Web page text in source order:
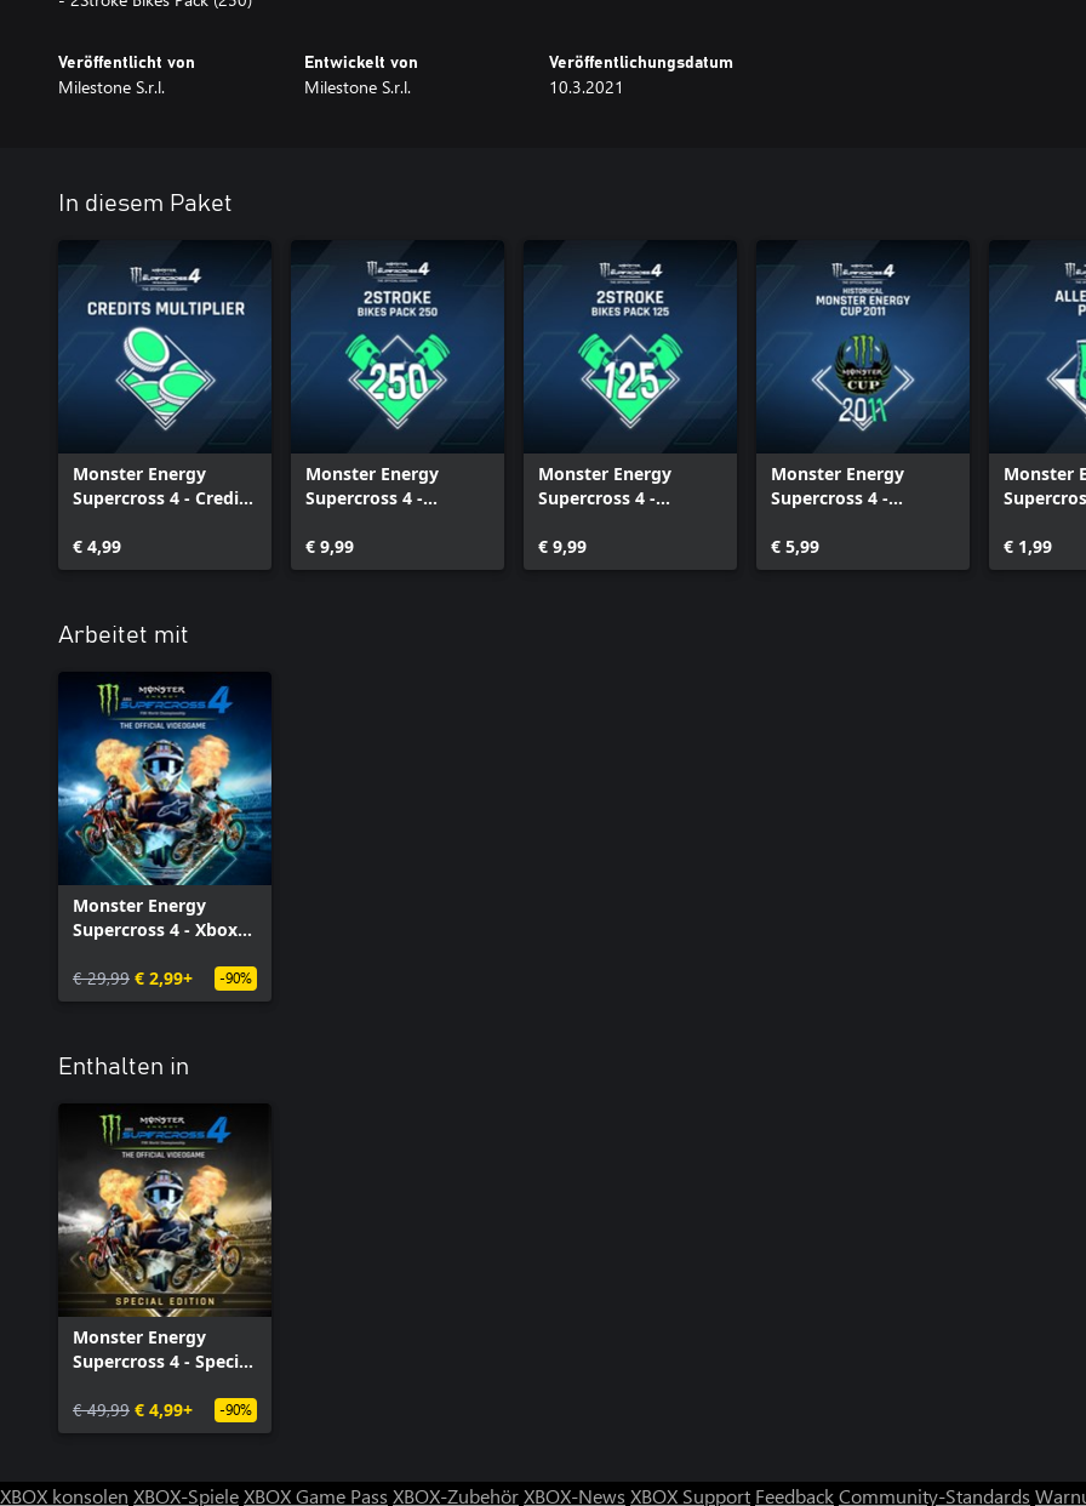
Veröffentlicht von
Milestone S.r.l.
Entwickelt von
Milestone S.r.l.
Veröffentlichungsdatum
10.3.2021
In diesem Paket
Monster Energy
Supercross 4 - Credits
Series X|S
€ 4,99
Monster Energy
Supercross 4 -
(250) - Xbox Series
X|S
€ 9,99
Monster Energy
Supercross 4 -
(125) - Xbox Series
X|S
€ 9,99
Monster Energy
Supercross 4 -
Energy Cup 2011 -
Xbox Series X|S
€ 5,99
Monster
Xbox
€ 1,99
Arbeitet mit
Monster Energy
Supercross 4 - Xbox
€ 29,99 € 2,99+ -90%
Enthalten in
Monster Energy
Supercross 4 - Special
X|S
€ 49,99 € 4,99+ -90%
XBOX konsolen XBOX-SpieleXBOX Game Pass XBOX-ZubehörXBOX-News XBOX Support FeedbackCommunity-Standards